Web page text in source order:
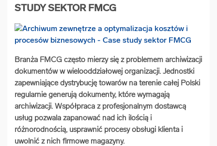
Archiwizowanie dokumentów
Przechowywanie dokumentacji arrow_forward
Usługi digitalizacjyjne arrow_forward
Osuszanie dokumentów
Pozostałe usługi arrow_forward
STUDY SEKTOR FMCG
Branża FMCG często mierzy się z problemem archiwizacji
dokumentów w wielooddziałowej organizacji. Jednostki
zapewniające dystrybucję towarów na terenie całej Polski
regularnie generują dokumenty, które wymagają
archiwizacji. Współpraca z profesjonalnym dostawcą
usług pozwala zapanować nad ich ilością i
różnorodnością, usprawnić procesy obsługi klienta i
uwolnić z nich firmowe magazyny.